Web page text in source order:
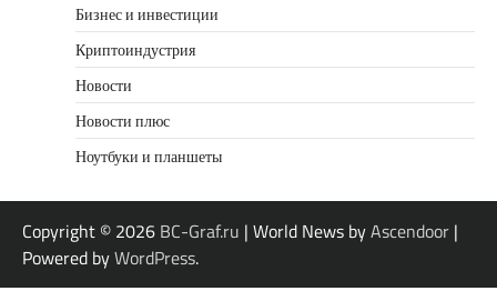
Бизнес и инвестиции
Криптоиндустрия
Новости
Новости плюс
Ноутбуки и планшеты
Copyright © 2026 BC-Graf.ru | World News byAscendoor |
Powered byWordPress.